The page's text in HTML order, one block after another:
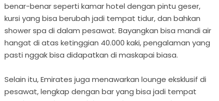
benar-benar seperti kamar hotel dengan pintu geser,
kursi yang bisa berubah jadi tempat tidur, dan bahkan
shower spa di dalam pesawat. Bayangkan bisa mandi air
hangat di atas ketinggian 40.000 kaki, pengalaman yang
pasti nggak bisa didapatkan di maskapai biasa.
Selain itu, Emirates juga menawarkan lounge eksklusif di
pesawat, lengkap dengan bar yang bisa jadi tempat